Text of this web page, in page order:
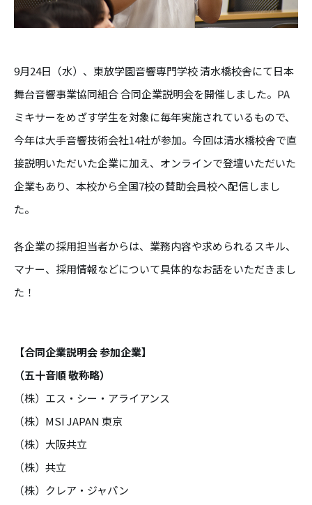
9月24日（水）、東放学園音響専門学校 清水橋校舎にて日本
舞台音響事業協同組合 合同企業説明会を開催しました。PA
ミキサーをめざす学生を対象に毎年実施されているもので、
今年は大手音響技術会社14社が参加。今回は清水橋校舎で直
接説明いただいた企業に加え、オンラインで登壇いただいた
企業もあり、本校から全国7校の賛助会員校へ配信しまし
た。
各企業の採用担当者からは、業務内容や求められるスキル、
マナー、採用情報などについて具体的なお話をいただきまし
た！
【合同企業説明会 参加企業】
（五十音順 敬称略）
（株）エス・シー・アライアンス
（株）MSI JAPAN 東京
（株）大阪共立
（株）共立
（株）クレア・ジャパン